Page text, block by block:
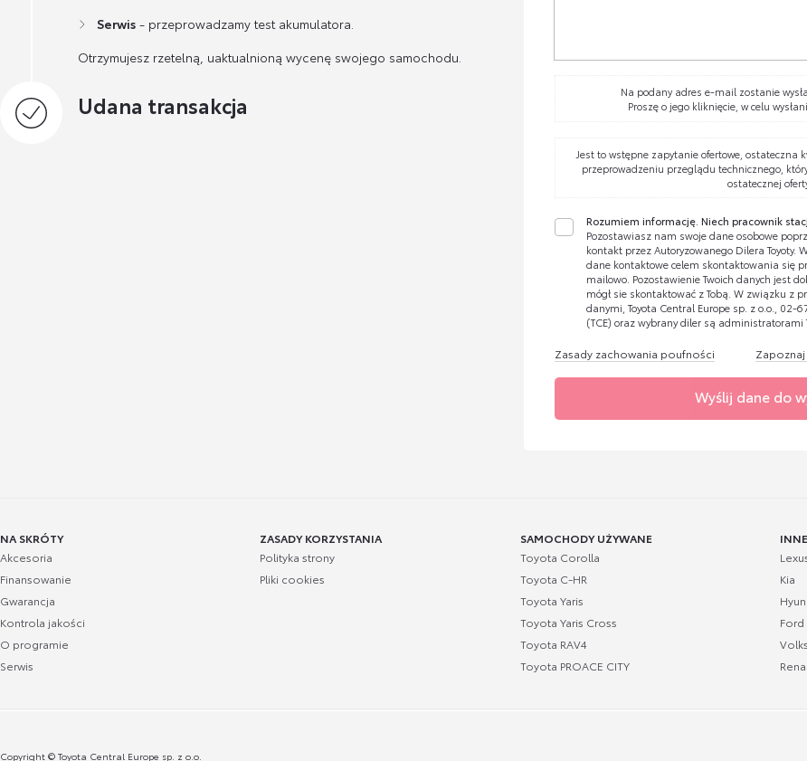
Serwis - przeprowadzamy test akumulatora.
Otrzymujesz rzetelną, uaktualnioną wycenę swojego samochodu.
Udana transakcja
Na podany adres e-mail zostanie
Proszę o jego kliknięcie, w celu
Jest to wstępne zapytanie ofertowe, ostateczna
przeprowadzeniu przeglądu technicznego,
ostatecznej
Rozumiem informację. Niech pracownik
Pozostawiasz nam swoje dane osobowe
kontakt przez Autoryzowanego Dilera Toyoty.
dane kontaktowe celem skontaktowania się
mailowo. Pozostawienie Twoich danych jest
mógł sie skontaktować z Tobą. W związku z
danymi, Toyota Central Europe sp. z o.o.,
(TCE) oraz wybrany diler są administratorami
Zasady zachowania poufności
Wyślij dane do
NA SKRÓTY
Akcesoria
Finansowanie
Gwarancja
Kontrola jakości
O programie
Serwis
ZASADY KORZYSTANIA
Polityka strony
Pliki cookies
SAMOCHODY UŻYWANE
Toyota Corolla
Toyota C-HR
Toyota Yaris
Toyota Yaris Cross
Toyota RAV4
Toyota PROACE CITY
Kia
Ford
Copyright © Toyota Central Europe sp. z o.o.